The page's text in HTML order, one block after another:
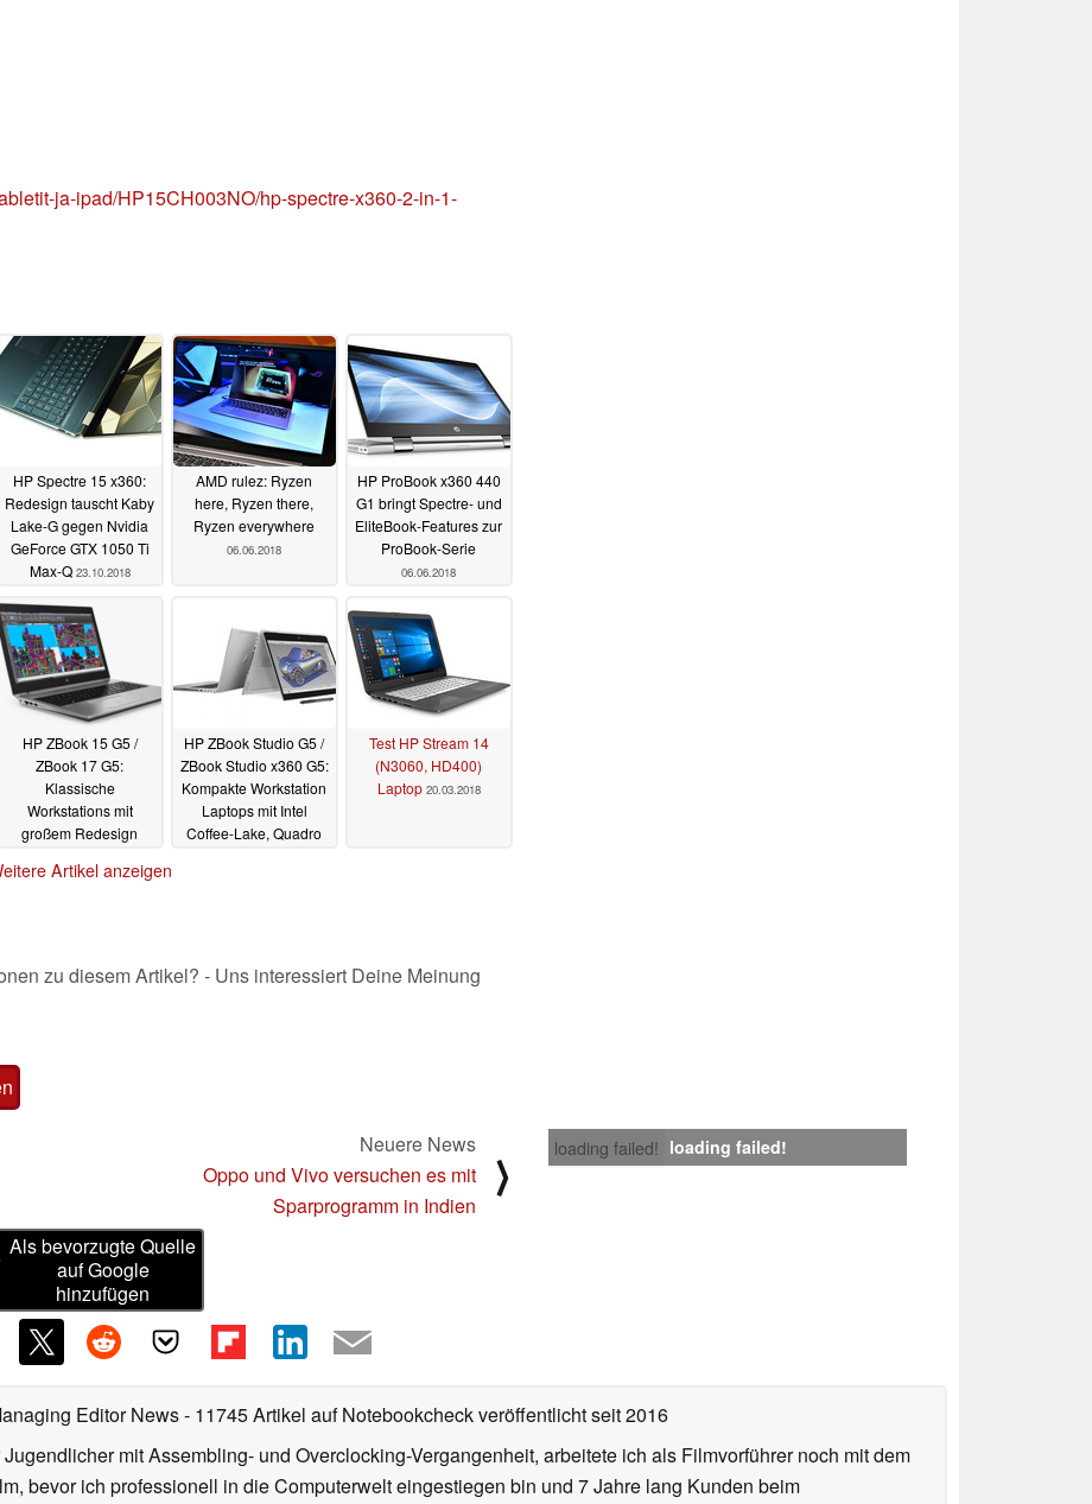
ja-ipad/HP15CH003NO/hp-spectre-x360-2-in-1-
HP Spectre 15 x360:
Redesign tauscht Kaby
Lake-G gegen Nvidia
GeForce GTX 1050 Ti
Max-Q 23.10.2018
AMD rulez: Ryzen
here, Ryzen there,
Ryzen everywhere
06.06.2018
HP ProBook x360 440
G1 bringt Spectre- und
EliteBook-Features zur
ProBook-Serie
06.06.2018
HP ZBook 15 G5 /
ZBook 17 G5:
Klassische
Workstations mit
großem Redesign
HP ZBook Studio G5 /
ZBook Studio x360 G5:
Kompakte Workstation
Laptops mit Intel
Coffee-Lake, Quadro
Test HP Stream 14
(N3060, HD400)
Laptop 20.03.2018
Artikel anzeigen
zu diesem Artikel? - Uns interessiert Deine Meinung
loading failed! loading failed!
Neuere News
Oppo und Vivo versuchen es mit
Sparprogramm in Indien
⟩
Als bevorzugte Quelle
auf Google
hinzufügen
Editor News- 11745 Artikel auf Notebookcheck veröffentlichtseit 2016
mit Assembling- und Overclocking-Vergangenheit, arbeitete ich als Filmvorführer noch mit dem
bevor ich professionell in die Computerwelt eingestiegen bin und 7 Jahre lang Kunden beim